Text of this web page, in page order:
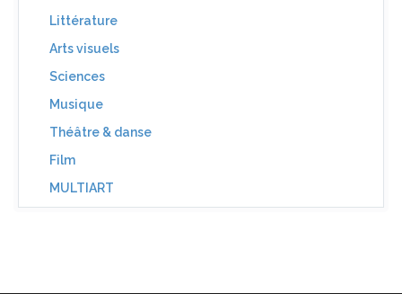
Littérature
Arts visuels
Sciences
Musique
Théâtre & danse
Film
MULTIART